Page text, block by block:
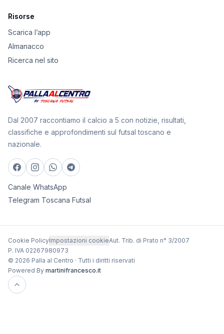
Risorse
Scarica l’app
Almanacco
Ricerca nel sito
Dal 2007 raccontiamo il calcio a 5 con notizie, risultati,
classifiche e approfondimenti sul futsal toscano e
nazionale.
Canale WhatsApp
Telegram Toscana Futsal
Cookie PolicyImpostazioni cookieAut. Trib. di Prato n° 3/2007
P. IVA 02267980973
© 2026 Palla al Centro · Tutti i diritti riservati
Powered By martinifrancesco.it